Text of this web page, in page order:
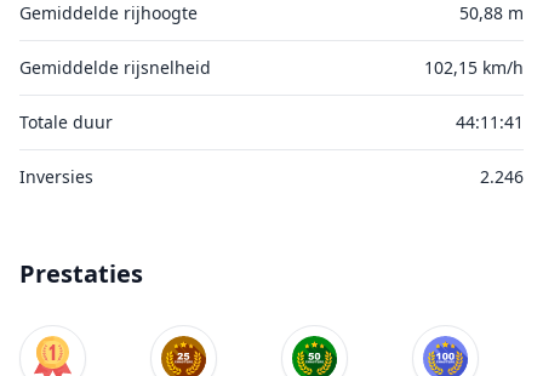
Gemiddelde rijhoogte 50,88 m
Gemiddelde rijsnelheid 102,15 km/h
Totale duur 44:11:41
Inversies 2.246
Prestaties